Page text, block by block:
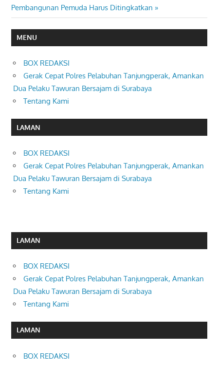
Post:
Pembangunan Pemuda Harus Ditingkatkan
MENU
BOX REDAKSI
Gerak Cepat Polres Pelabuhan Tanjungperak, Amankan
Dua Pelaku Tawuran Bersajam di Surabaya
Tentang Kami
LAMAN
BOX REDAKSI
Gerak Cepat Polres Pelabuhan Tanjungperak, Amankan
Dua Pelaku Tawuran Bersajam di Surabaya
Tentang Kami
LAMAN
BOX REDAKSI
Gerak Cepat Polres Pelabuhan Tanjungperak, Amankan
Dua Pelaku Tawuran Bersajam di Surabaya
Tentang Kami
LAMAN
BOX REDAKSI